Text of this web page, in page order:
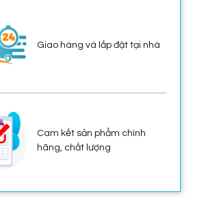
Giao hàng và lắp đặt tại nhà
Cam kết sản phẩm chính
hãng, chất lượng